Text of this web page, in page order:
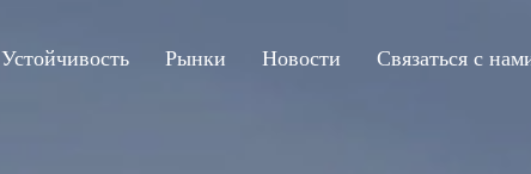
Устойчивость Рынки Новости Связаться с